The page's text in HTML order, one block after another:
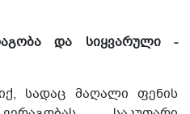
და სიყვარული -
სადაც მაღალი ფენის